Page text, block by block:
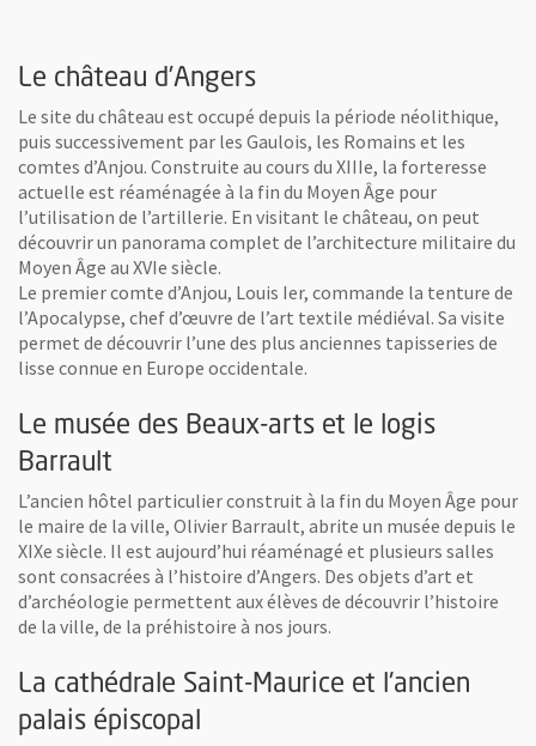
Ville d'art et d'histoire.
Le château d’Angers
Le site du château est occupé depuis la période néolithique,
puis successivement par les Gaulois, les Romains et les
comtes d’Anjou. Construite au cours du XIIIe, la forteresse
actuelle est réaménagée à la fin du Moyen Âge pour
l’utilisation de l’artillerie. En visitant le château, on peut
découvrir un panorama complet de l’architecture militaire du
Moyen Âge au XVIe siècle.
Le premier comte d’Anjou, Louis Ier, commande la tenture de
l’Apocalypse, chef d’œuvre de l’art textile médiéval. Sa visite
permet de découvrir l’une des plus anciennes tapisseries de
lisse connue en Europe occidentale.
Le musée des Beaux-arts et le logis
Barrault
L’ancien hôtel particulier construit à la fin du Moyen Âge pour
le maire de la ville, Olivier Barrault, abrite un musée depuis le
XIXe siècle. Il est aujourd’hui réaménagé et plusieurs salles
sont consacrées à l’histoire d’Angers. Des objets d’art et
d’archéologie permettent aux élèves de découvrir l’histoire
de la ville, de la préhistoire à nos jours.
La cathédrale Saint-Maurice et l'ancien
palais épiscopal